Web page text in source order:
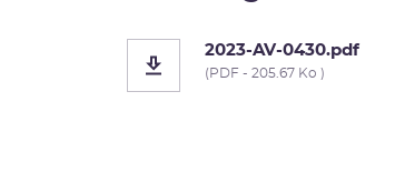
2023-AV-0430.pdf
(PDF - 205.67 Ko )